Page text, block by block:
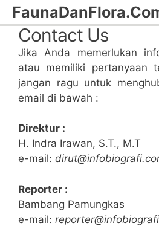
Skip
to
contentContact Us
Jika Anda memerlukan
atau memiliki pertanyaan
jangan ragu untuk
email di bawah :
Direktur :
H. Indra Irawan, S.T., M.T
e-mail:
Reporter :
Bambang Pamungkas
e-mail: